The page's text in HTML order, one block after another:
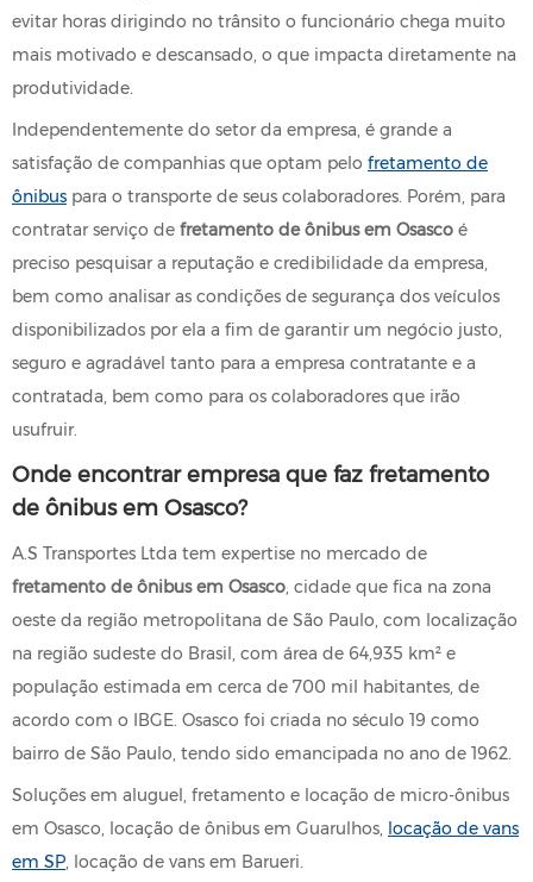
evitar horas dirigindo no trânsito o funcionário chega muito
mais motivado e descansado, o que impacta diretamente na
produtividade.
Independentemente do setor da empresa, é grande a
satisfação de companhias que optam pelo fretamento de
ônibus para o transporte de seus colaboradores. Porém, para
contratar serviço de fretamento de ônibus em Osasco é
preciso pesquisar a reputação e credibilidade da empresa,
bem como analisar as condições de segurança dos veículos
disponibilizados por ela a fim de garantir um negócio justo,
seguro e agradável tanto para a empresa contratante e a
contratada, bem como para os colaboradores que irão
usufruir.
Onde encontrar empresa que faz fretamento
de ônibus em Osasco?
A.S Transportes Ltda tem expertise no mercado de
fretamento de ônibus em Osasco , cidade que fica na zona
oeste da região metropolitana de São Paulo, com localização
na região sudeste do Brasil, com área de 64,935 km² e
população estimada em cerca de 700 mil habitantes, de
acordo com o IBGE. Osasco foi criada no século 19 como
bairro de São Paulo, tendo sido emancipada no ano de 1962.
Soluções em aluguel, fretamento e locação de micro-ônibus
em Osasco, locação de ônibus em Guarulhos, locação de vans
em SP , locação de vans em Barueri.